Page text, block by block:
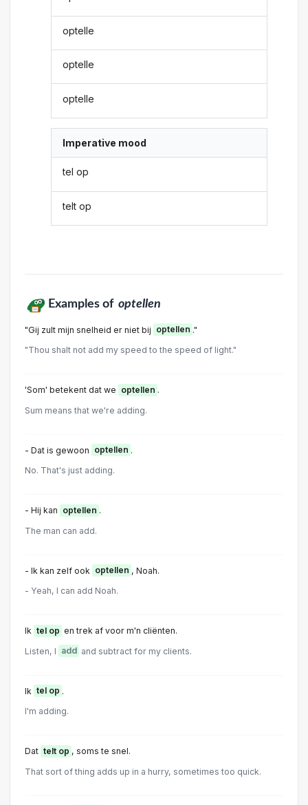
optelle
optelle
optelle
Imperative mood
tel op
telt op
Examples of optellen
"Gij zult mijn snelheid er niet bij optellen ."
"Thou shalt not add my speed to the speed of light."
'Som' betekent dat we optellen .
Sum means that we're adding.
- Dat is gewoon optellen .
No. That's just adding.
- Hij kan optellen .
The man can add.
- Ik kan zelf ook optellen , Noah.
- Yeah, I can add Noah.
Ik tel op en trek af voor m'n cliënten.
Listen, I add and subtract for my clients.
Ik tel op .
I'm adding.
Dat telt op , soms te snel.
That sort of thing adds up in a hurry, sometimes too quick.